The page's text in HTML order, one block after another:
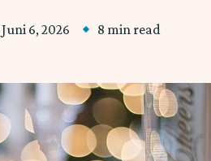
Juni 6, 2026 8 min read